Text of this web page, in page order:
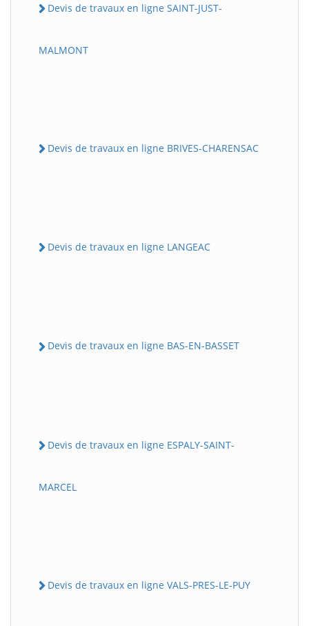
Devis de travaux en ligne SAINT-JUST-
MALMONT
Devis de travaux en ligne BRIVES-CHARENSAC
Devis de travaux en ligne LANGEAC
Devis de travaux en ligne BAS-EN-BASSET
Devis de travaux en ligne ESPALY-SAINT-
MARCEL
Devis de travaux en ligne VALS-PRES-LE-PUY